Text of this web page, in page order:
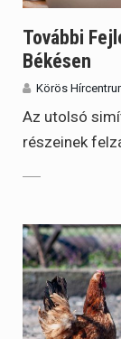
További
Békésen
Körös
Az utolsó
részeinek